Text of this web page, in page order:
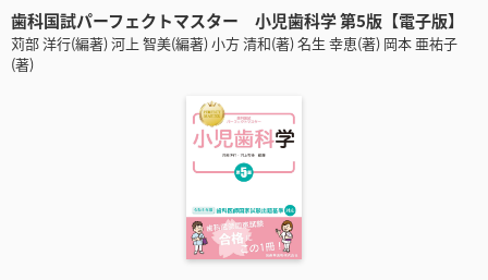
歯科国試パーフェクトマスター 小児歯科学 第5版【電子版】
苅部 洋行(編著) 河上 智美(編著) 小方 清和(著) 名生 幸恵(著) 岡本 亜祐子
(著)